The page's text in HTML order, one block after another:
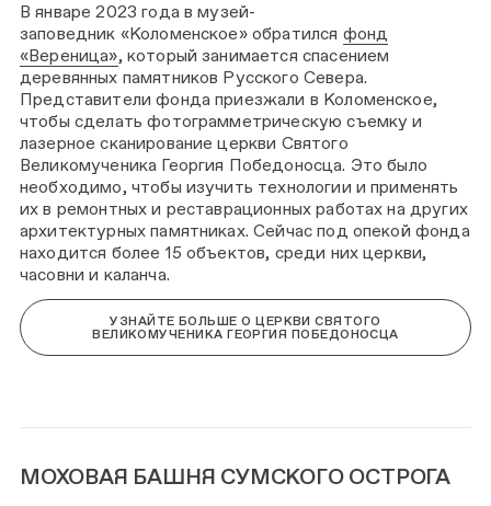
В январе 2023 года в музей-
заповедник «Коломенское» обратился фонд
«Вереница», который занимается спасением
деревянных памятников Русского Севера.
Представители фонда приезжали в Коломенское,
чтобы сделать фотограмметрическую съемку и
лазерное сканирование церкви Святого
Великомученика Георгия Победоносца. Это было
необходимо, чтобы изучить технологии и применять
их в ремонтных и реставрационных работах на других
архитектурных памятниках. Сейчас под опекой фонда
находится более 15 объектов, среди них церкви,
часовни и каланча.
УЗНАЙТЕ БОЛЬШЕ О ЦЕРКВИ СВЯТОГО
ВЕЛИКОМУЧЕНИКА ГЕОРГИЯ ПОБЕДОНОСЦА
МОХОВАЯ БАШНЯ СУМСКОГО ОСТРОГА